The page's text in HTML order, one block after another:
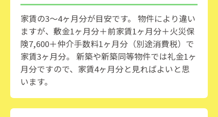
家賃の3〜4ヶ月分が目安です。 物件により違い
ますが、敷金1ヶ月分＋前家賃1ヶ月分＋火災保
険7,600＋仲介手数料1ヶ月分（別途消費税）で
家賃3ヶ月分。 新築や新築同等物件では礼金1ヶ
月分ですので、家賃4ヶ月分と見ればよいと思
います。